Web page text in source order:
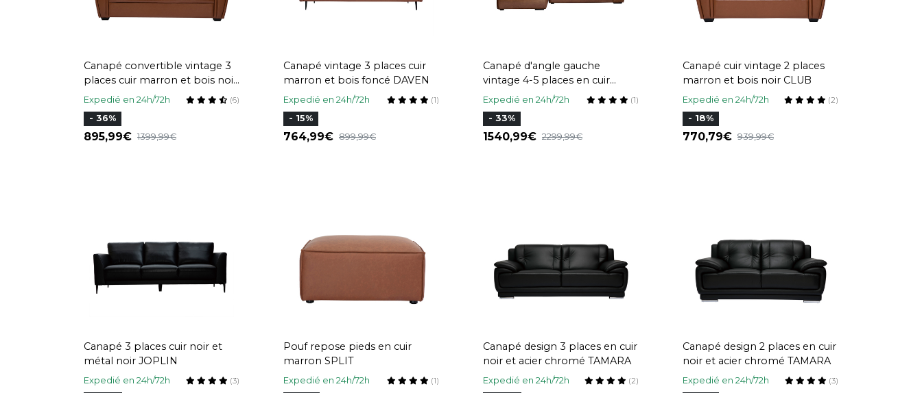
Canapé convertible vintage 3
places cuir marron et bois noir
avec matelas 9 cm CLUB
Expedié en 24h/72h (6)
- 36%
895,99 1399,99
Canapé vintage 3 places cuir
marron et bois foncé DAVEN
Expedié en 24h/72h (1)
- 15%
764,99 899,99
Canapé d'angle gauche
vintage 4-5 places en cuir
marron et bois noir COBAIN
Expedié en 24h/72h (1)
- 33%
1540,99 2299,99
Canapé cuir vintage 2 places
marron et bois noir CLUB
Expedié en 24h/72h (2)
- 18%
770,79 939,99
Canapé 3 places cuir noir et
métal noir JOPLIN
Expedié en 24h/72h (3)
Pouf repose pieds en cuir
marron SPLIT
Expedié en 24h/72h (1)
Canapé design 3 places en cuir
noir et acier chromé TAMARA
Expedié en 24h/72h (2)
Canapé design 2 places en cuir
noir et acier chromé TAMARA
Expedié en 24h/72h (3)